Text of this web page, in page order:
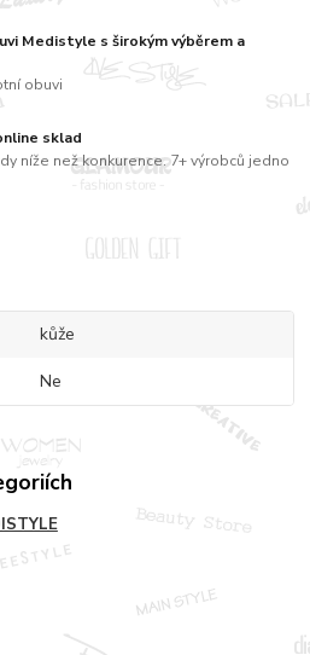
Medistyle s širokým výběrem a
obuvi
sklad
níže než konkurence. 7+ výrobců jedno
kůže
Ne